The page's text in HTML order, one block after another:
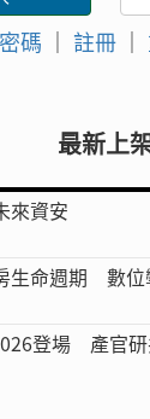
碼 ｜ 註冊 ｜
最新上
來資安
生命週期 數位
登場 產官